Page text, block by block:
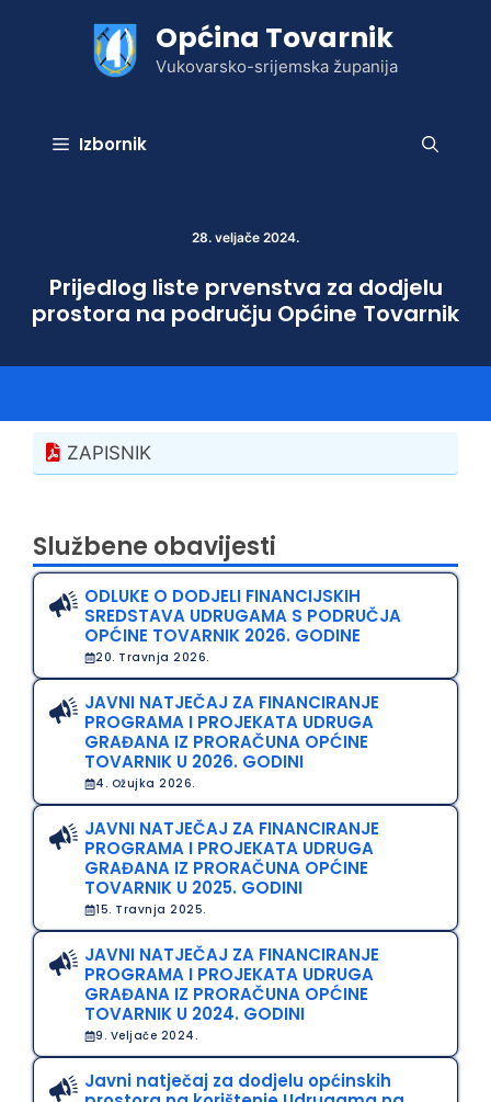
Općina Tovarnik
Vukovarsko-srijemska županija
Izbornik
28. veljače 2024.
Prijedlog liste prvenstva za dodjelu
prostora na području Općine Tovarnik
ZAPISNIK
Službene obavijesti
ODLUKE O DODJELI FINANCIJSKIH
SREDSTAVA UDRUGAMA S PODRUČJA
OPĆINE TOVARNIK 2026. GODINE
20. Travnja 2026.
JAVNI NATJEČAJ ZA FINANCIRANJE
PROGRAMA I PROJEKATA UDRUGA
GRAĐANA IZ PRORAČUNA OPĆINE
TOVARNIK U 2026. GODINI
4. Ožujka 2026.
JAVNI NATJEČAJ ZA FINANCIRANJE
PROGRAMA I PROJEKATA UDRUGA
GRAĐANA IZ PRORAČUNA OPĆINE
TOVARNIK U 2025. GODINI
15. Travnja 2025.
JAVNI NATJEČAJ ZA FINANCIRANJE
PROGRAMA I PROJEKATA UDRUGA
GRAĐANA IZ PRORAČUNA OPĆINE
TOVARNIK U 2024. GODINI
9. Veljače 2024.
Javni natječaj za dodjelu općinskih